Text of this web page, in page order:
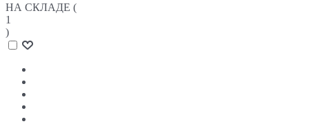
НА СКЛАДЕ (
1
)